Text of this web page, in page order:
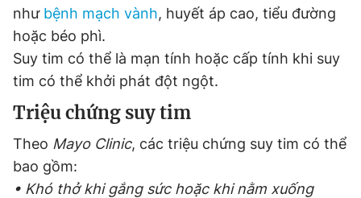
Hotline
0906 645 777
Đặt báo Quảng cáo RSS Tòa soạn
Tổng biên tập: Nguyễn Ngọc Toàn
Phó tổng biên tập: Lâm Hiếu Dũng
Phó tổng biên tập: Trần Việt Hưng
Tổng thư ký tòa soạn: Đức Trung
như bệnh mạch vành, huyết áp cao, tiểu đường
hoặc béo phì.
Suy tim có thể là mạn tính hoặc cấp tính khi suy
tim có thể khởi phát đột ngột.
Triệu chứng suy tim
Theo Mayo Clinic, các triệu chứng suy tim có thể
bao gồm:
• Khó thở khi gắng sức hoặc khi nằm xuống